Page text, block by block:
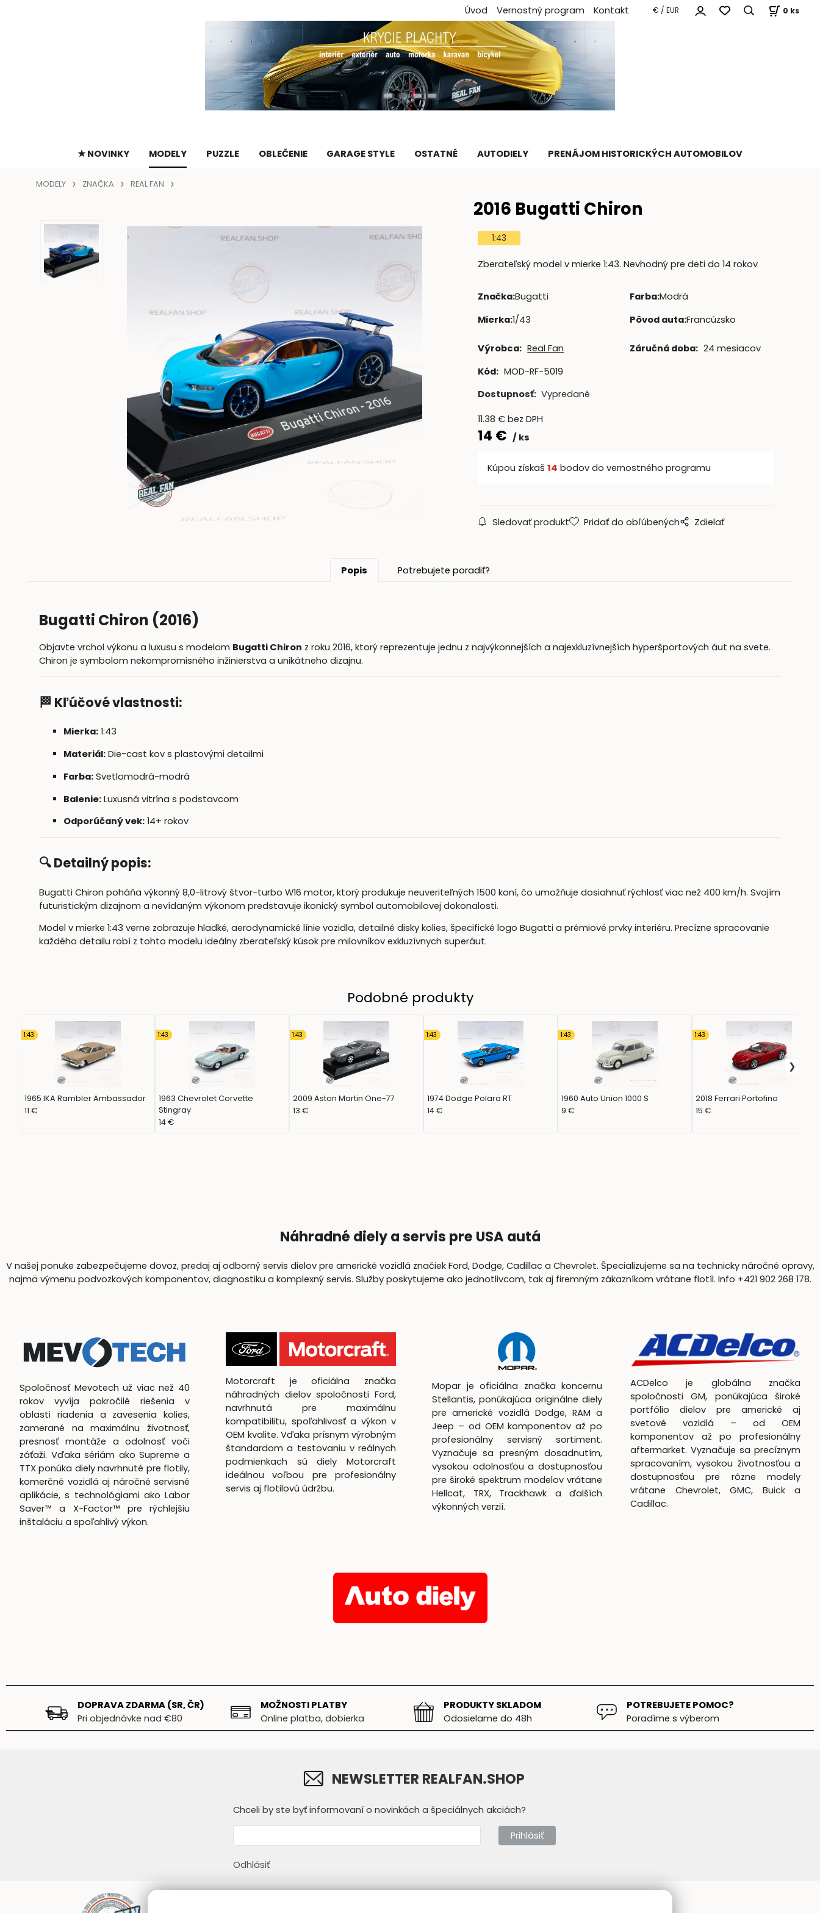
Úvod Vernostný program Kontakt € / EUR 0 ks
★ NOVINKY MODELY PUZZLE OBLEČENIE GARAGE STYLE OSTATNÉ AUTODIELY PRENÁJOM HISTORICKÝCH AUTOMOBILOV
MODELY ZNAČKA REAL FAN
2016 Bugatti Chiron
1:43
Zberateľský model v mierke 1:43. Nevhodný pre deti do 14 rokov
Značka:Bugatti Farba:Modrá
Mierka:1/43 Pôvod auta:Francúzsko
Výrobca: Real Fan Záručná doba: 24 mesiacov
Kód: MOD-RF-5019
Dostupnosť: Vypredané
11.38 €bez DPH
14 € ks
Kúpou získaš14 bodov do vernostného programu
Sledovať produkt Pridať do obľúbených Zdielať
Popis Potrebujete poradiť?
Bugatti Chiron (2016)
Objavte vrchol výkonu a luxusu s modelom Bugatti Chiron z roku 2016, ktorý reprezentuje jednu z najvýkonnejších a najexkluzívnejších hyperšportových áut na svete.
Chiron je symbolom nekompromisného inžinierstva a unikátneho dizajnu.
🏁 Kľúčové vlastnosti:
Mierka:1:43
Materiál:Die-cast kov s plastovými detailmi
Farba:Svetlomodrá-modrá
Balenie:Luxusná vitrína s podstavcom
Odporúčaný vek:14+ rokov
🔍 Detailný popis:
Bugatti Chiron poháňa výkonný 8,0-litrový štvor-turbo W16 motor, ktorý produkuje neuveriteľných 1500 koní, čo umožňuje dosiahnuť rýchlosť viac než 400 km/h. Svojím
futuristickým dizajnom a nevídaným výkonom predstavuje ikonický symbol automobilovej dokonalosti.
Model v mierke 1:43 verne zobrazuje hladké, aerodynamické línie vozidla, detailné disky kolies, špecifické logo Bugatti a prémiové prvky interiéru. Precízne spracovanie
každého detailu robí z tohto modelu ideálny zberateľský kúsok pre milovníkov exkluzívnych superáut.
Podobné produkty
1965 IKA Rambler Ambassador
1:43
11 €
1963 Chevrolet Corvette
Stingray
1:43
14 €
2009 Aston Martin One-77
1:43
13 €
1974 Dodge Polara RT
1:43
14 €
1960 Auto Union 1000 S
1:43
9 €
2018 Ferrari Portofino
1:43
15 €
Náhradné diely a servis pre USA autá
V našej ponuke zabezpečujeme dovoz, predaj aj odborný servis dielov pre americké vozidlá značiek Ford, Dodge, Cadillac a Chevrolet. Špecializujeme sa na technicky náročné opravy,
najmä výmenu podvozkových komponentov, diagnostiku a komplexný servis. Služby poskytujeme ako jednotlivcom, tak aj firemným zákazníkom vrátane flotíl. Info +421 902 268 178.
Spoločnosť Mevotech už viac než 40
rokov vyvíja pokročilé riešenia v
oblasti riadenia a zavesenia kolies,
zamerané na maximálnu životnosť,
presnosť montáže a odolnosť voči
záťaži. Vďaka sériám ako Supreme a
TTX ponúka diely navrhnuté pre flotily,
komerčné vozidlá aj náročné servisné
aplikácie, s technológiami ako Labor
Saver™ a X-Factor™ pre rýchlejšiu
inštaláciu a spoľahlivý výkon.
Motorcraft je oficiálna značka
náhradných dielov spoločnosti Ford,
navrhnutá pre maximálnu
kompatibilitu, spoľahlivosť a výkon v
OEM kvalite. Vďaka prísnym výrobným
štandardom a testovaniu v reálnych
podmienkach sú diely Motorcraft
ideálnou voľbou pre profesionálny
servis aj flotilovú údržbu.
Mopar je oficiálna značka koncernu
Stellantis, ponúkajúca originálne diely
pre americké vozidlá Dodge, RAM a
Jeep – od OEM komponentov až po
profesionálny servisný sortiment.
Vyznačuje sa presným dosadnutím,
vysokou odolnosťou a dostupnosťou
pre široké spektrum modelov vrátane
Hellcat, TRX, Trackhawk a ďalších
výkonných verzií.
ACDelco je globálna značka
spoločnosti GM, ponúkajúca široké
portfólio dielov pre americké aj
svetové vozidlá – od OEM
komponentov až po profesionálny
aftermarket. Vyznačuje sa precíznym
spracovaním, vysokou životnosťou a
dostupnosťou pre rôzne modely
vrátane Chevrolet, GMC, Buick a
Cadillac.
DOPRAVA ZDARMA (SR, ČR)
Pri objednávke nad €80
MOŽNOSTI PLATBY
Online platba, dobierka
PRODUKTY SKLADOM
Odosielame do 48h
POTREBUJETE POMOC?
Poradíme s výberom
NEWSLETTER REALFAN.SHOP
Chceli by ste byť informovaní o novinkách a špeciálnych akciách?
Prihlásiť
Odhlásiť